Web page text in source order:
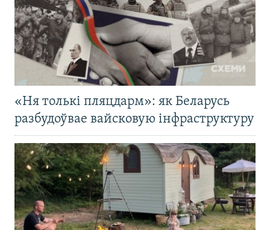
«Ня толькі пляцдарм»: як Беларусь
разбудоўвае вайсковую інфраструктуру